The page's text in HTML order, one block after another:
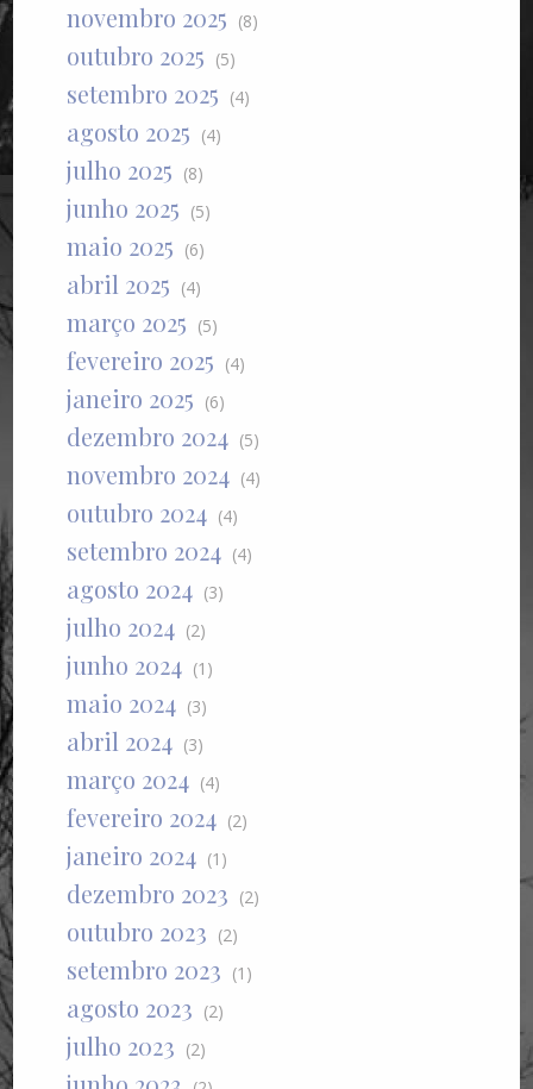
novembro 2025 (8)
outubro 2025 (5)
setembro 2025 (4)
agosto 2025 (4)
julho 2025 (8)
junho 2025 (5)
maio 2025 (6)
abril 2025 (4)
março 2025 (5)
fevereiro 2025 (4)
janeiro 2025 (6)
dezembro 2024 (5)
novembro 2024 (4)
outubro 2024 (4)
setembro 2024 (4)
agosto 2024 (3)
julho 2024 (2)
junho 2024 (1)
maio 2024 (3)
abril 2024 (3)
março 2024 (4)
fevereiro 2024 (2)
janeiro 2024 (1)
dezembro 2023 (2)
outubro 2023 (2)
setembro 2023 (1)
agosto 2023 (2)
julho 2023 (2)